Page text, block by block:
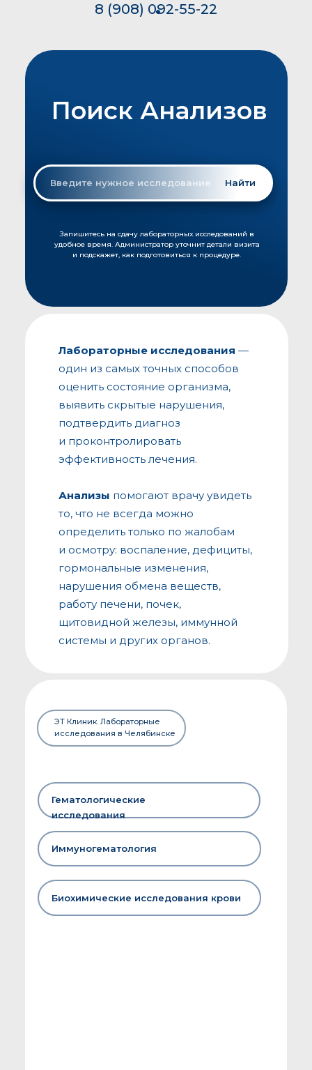
Поиск Анализов
Введите нужное исследование Найти
Биохимические исследования крови
Иммуногематология
Гематологические
исследования
ЭТ Клиник. Лабораторные
исследования в Челябинске
Лабораторные исследования —
один из самых точных способов
оценить состояние организма,
выявить скрытые нарушения,
подтвердить диагноз
и проконтролировать
эффективность лечения.
Анализы помогают врачу увидеть
то, что не всегда можно
определить только по жалобам
и осмотру: воспаление, дефициты,
гормональные изменения,
нарушения обмена веществ,
работу печени, почек,
щитовидной железы, иммунной
системы и других органов.
Запишитесь на сдачу лабораторных исследований в
удобное время. Администратор уточнит детали визита
и подскажет, как подготовиться к процедуре.
8 (908) 092-55-22